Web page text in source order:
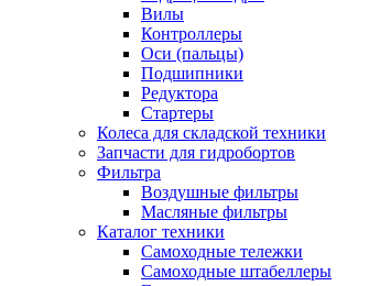
Вилы
Контроллеры
Оси (пальцы)
Подшипники
Редуктора
Стартеры
Колеса для складской техники
Запчасти для гидробортов
Фильтра
Воздушные фильтры
Масляные фильтры
Каталог техники
Самоходные тележки
Самоходные штабеллеры